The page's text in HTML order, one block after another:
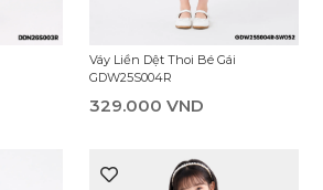
Váy Liền Dệt Thoi Bé Gái
GDW25S004R
329.000 VND